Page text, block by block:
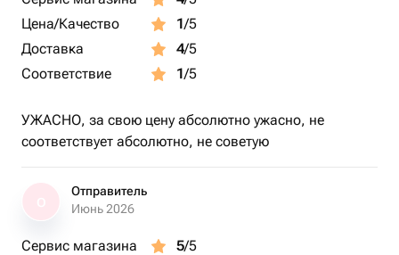
Цена/Качество
1/5
Доставка
4/5
Соответствие
1/5
УЖАСНО, за свою цену абсолютно ужасно, не
соответствует абсолютно, не советую
Отправитель
Июнь 2026
Сервис магазина 5/5